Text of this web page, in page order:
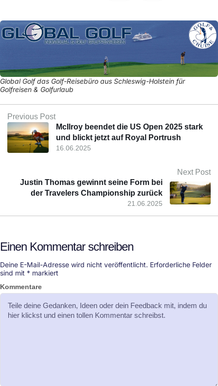
Global Golf das Golf-Reisebüro aus Schleswig-Holstein für
Golfreisen & Golfurlaub
Previous Post
16.06.2025
McIlroy beendet die US Open 2025 stark
und blickt jetzt auf Royal Portrush
Next Post
21.06.2025
Justin Thomas gewinnt seine Form bei
der Travelers Championship zurück
Einen Kommentar schreiben
Deine E-Mail-Adresse wird nicht veröffentlicht. Erforderliche Felder
sind mit * markiert
Kommentare